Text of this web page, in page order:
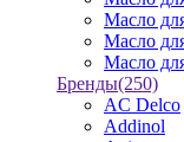
Масло
Масло
Масло
Бренды(250)
AC Delco
Addinol